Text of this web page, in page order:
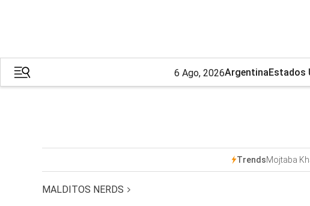
6 Ago, 2026ArgentinaEstados
TrendsMojtaba
MALDITOS NERDS